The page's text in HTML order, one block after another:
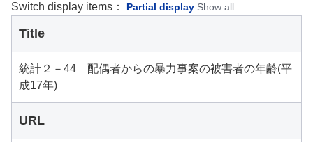
Switch display items： Partial display Show all
Title
統計２－44 配偶者からの暴力事案の被害者の年齢(平
成17年)
URL